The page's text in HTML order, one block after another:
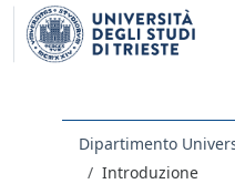
Vai al contenuto principale
Introduzione